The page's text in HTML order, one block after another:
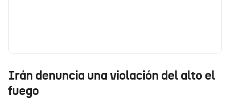
Irán denuncia una violación del alto el
fuego